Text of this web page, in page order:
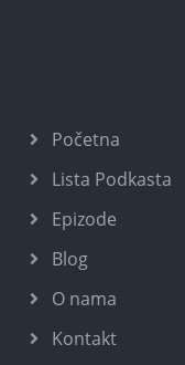
Početna
Lista Podkasta
Epizode
Blog
O nama
Kontakt